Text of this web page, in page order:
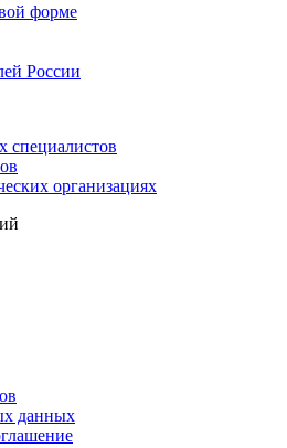
форме
России
специалистов
организациях
данных